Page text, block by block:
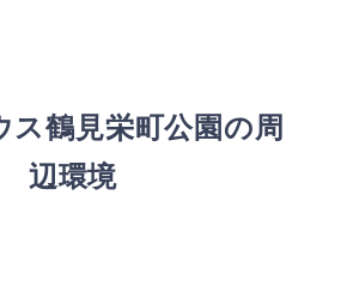
ス鶴見栄町公園の周
辺環境